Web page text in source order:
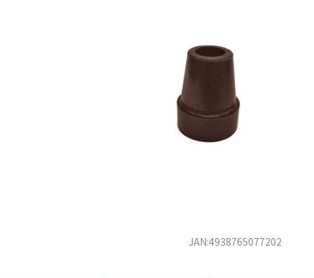
JAN:4938765077202